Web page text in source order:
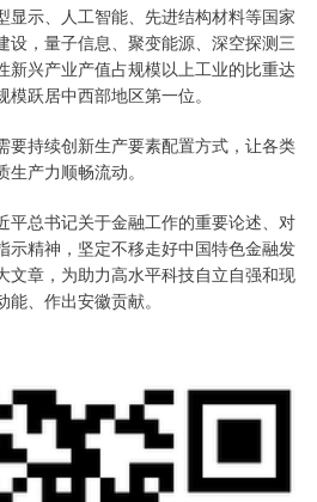
显示、人工智能、先进结构材料等国家
设，量子信息、聚变能源、深空探测三
新兴产业产值占规模以上工业的比重达
跃居中西部地区第一位。
持续创新生产要素配置方式，让各类
产力顺畅流动。
总书记关于金融工作的重要论述、对
示精神，坚定不移走好中国特色金融发
文章，为助力高水平科技自立自强和现
、作出安徽贡献。